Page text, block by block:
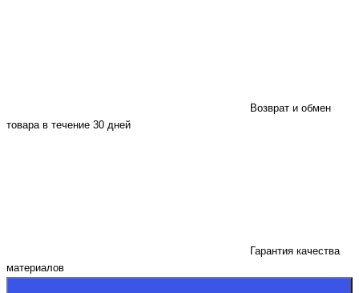
Возврат и обмен
товара в течение 30 дней
Гарантия качества
материалов